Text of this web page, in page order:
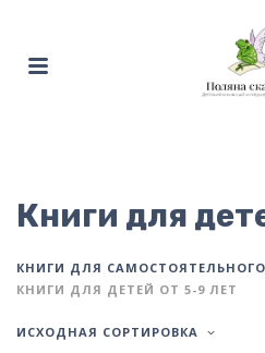
Книги для
КНИГИ ДЛЯ
КНИГИ ДЛЯ ДЕТЕЙ ОТ 5-9 ЛЕТ
ИСХОДНАЯ СОРТИРОВКА